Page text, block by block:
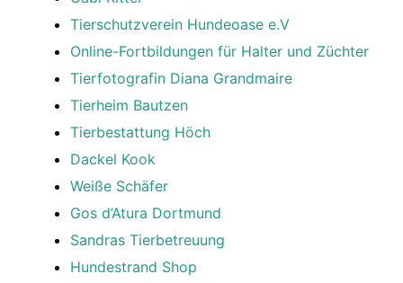
Tierschutzverein Hundeoase e.V
Online-Fortbildungen für Halter und Züchter
Tierfotografin Diana Grandmaire
Tierheim Bautzen
Tierbestattung Höch
Dackel Kook
Weiße Schäfer
Gos d’Atura Dortmund
Sandras Tierbetreuung
Hundestrand Shop